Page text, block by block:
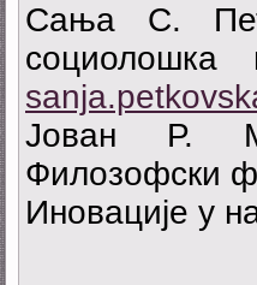
Сања С.
социолошка
Јован Р.
Филозофски
Иновације у